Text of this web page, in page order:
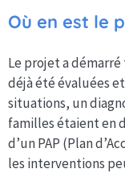
Où en est le
Le projet a
déjà été évaluées et
situations, un
familles étaient en
d’un PAP (Plan
les interventions